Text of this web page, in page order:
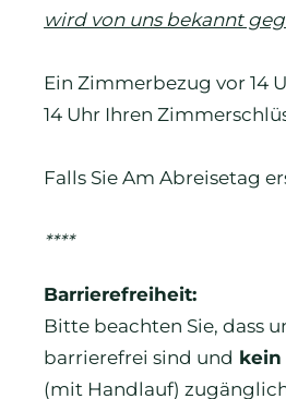
wird von uns bekannt
Ein Zimmerbezug vor 14
14 Uhr Ihren
Falls Sie Am Abreisetag
****
Barrierefreiheit:
Bitte beachten Sie, dass
barrierefrei sind und kein
(mit Handlauf)